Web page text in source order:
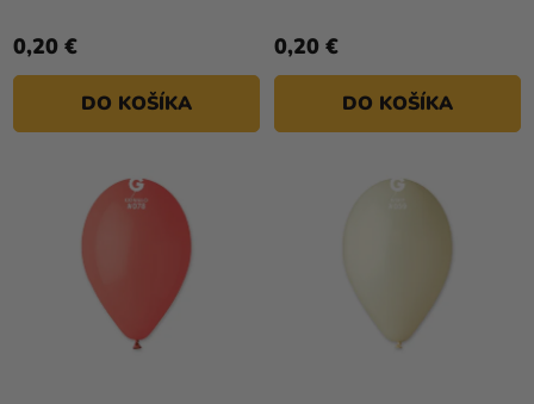
0,20 €
DO KOŠÍKA
0,20 €
DO KOŠÍKA